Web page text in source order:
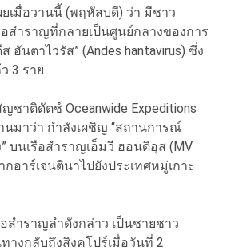
ยเมื่อวานนี้ (พฤหัสบดี) ว่า มีชาว
สำราญที่กลายเป็นศูนย์กลางของการ
ฮันตาไวรัส” (Andes hantavirus) ซึ่ง
3 ราย
ชาติดัตช์ Oceanwide Expeditions
มาว่า กำลังเผชิญ “สถานการณ์
บนเรือสำราญเอ็มวี ฮอนดิอุส (MV
กอาร์เจนตินาไปยังประเทศหมู่เกาะ
สำราญลำดังกล่าว เป็นชายชาว
างกลับถึงสิงคโปร์เมื่อวันที่ 2